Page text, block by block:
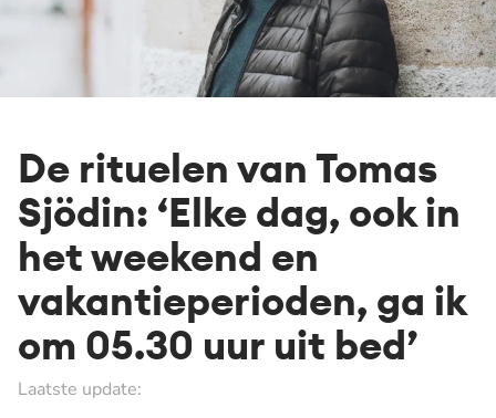
De rituelen van Tomas
Sjödin: ‘Elke dag, ook in
het weekend en
vakantieperioden, ga ik
om 05.30 uur uit bed’
Laatste update: